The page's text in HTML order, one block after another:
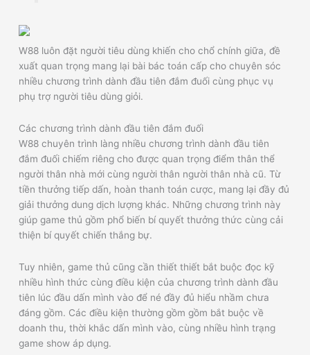
W88 luôn đặt người tiêu dùng khiến cho chổ chính giữa, đề
xuất quan trọng mang lại bài bác toán cấp cho chuyên sóc
nhiều chương trình dành đầu tiên đắm đuối cùng phục vụ
phụ trợ người tiêu dùng giỏi.
Các chương trình dành đầu tiên đắm đuối
W88 chuyên trình làng nhiều chương trình dành đầu tiên
đắm đuối chiếm riêng cho được quan trọng điểm thân thể
người thân nhà mới cùng người thân người thân nhà cũ. Từ
tiền thưởng tiếp dấn, hoàn thanh toán cược, mang lại đầy đủ
giải thưởng dung dịch lượng khác. Những chương trình này
giúp game thủ gồm phổ biến bí quyết thưởng thức cùng cải
thiện bí quyết chiến thắng bự.
Tuy nhiên, game thủ cũng cần thiết thiết bắt buộc đọc kỹ
nhiều hình thức cùng điều kiện của chương trình dành đầu
tiên lúc đầu dấn mình vào để né đầy đủ hiểu nhầm chưa
đáng gồm. Các điều kiện thường gồm gồm bắt buộc về
doanh thu, thời khắc dấn mình vào, cùng nhiều hình trạng
game show áp dụng.